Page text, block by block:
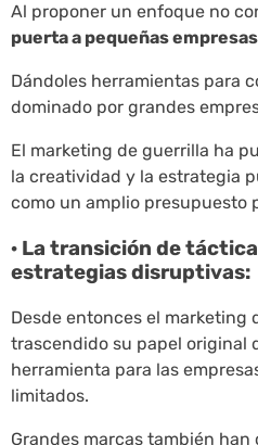
Al proponer un enfoque no
puerta a pequeñas
Dándoles herramientas para
dominado por grandes
El marketing de guerrilla ha
la creatividad y la estrategia
como un amplio presupuesto
· La transición de
estrategias disruptivas:
Desde entonces el marketing
trascendido su papel original
herramienta para las
limitados.
Grandes marcas también han